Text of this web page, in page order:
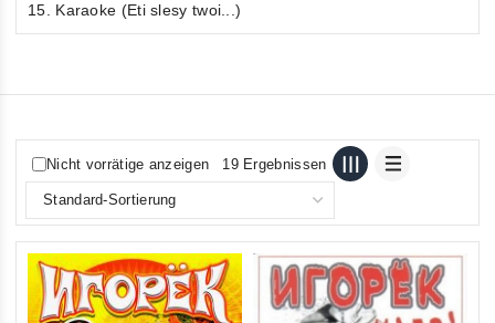
15. Karaoke (Eti slesy twoi...)
Nicht vorrätige anzeigen 19 Ergebnissen